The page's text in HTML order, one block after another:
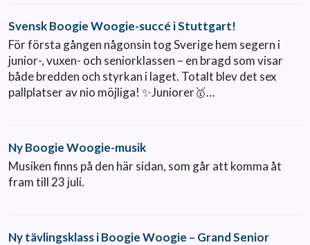
Svensk Boogie Woogie-succé i Stuttgart!
För första gången någonsin tog Sverige hem segern i
junior-, vuxen- och seniorklassen – en bragd som visar
både bredden och styrkan i laget. Totalt blev det sex
pallplatser av nio möjliga! ✨Juniorer🥇…
Ny Boogie Woogie-musik
Musiken finns på den här sidan, som går att komma åt
fram till 23 juli.
Ny tävlingsklass i Boogie Woogie – Grand Senior